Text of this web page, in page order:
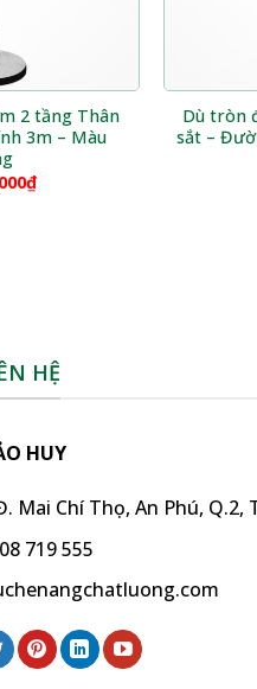
2 tầng Thân
3m – Màu
₫
Dù tròn
sắt –
HỆ
HUY
Mai Chí Thọ, An Phú, Q.2,
719 555